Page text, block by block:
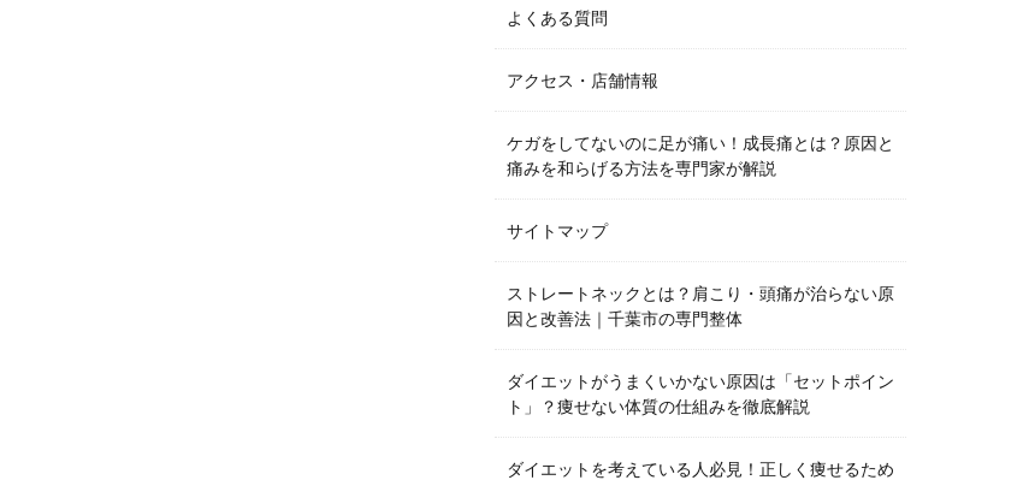
よくある質問
アクセス・店舗情報
ケガをしてないのに足が痛い！成長痛とは？原因と
痛みを和らげる方法を専門家が解説
サイトマップ
ストレートネックとは？肩こり・頭痛が治らない原
因と改善法｜千葉市の専門整体
ダイエットがうまくいかない原因は「セットポイン
ト」？痩せない体質の仕組みを徹底解説
ダイエットを考えている人必見！正しく痩せるため